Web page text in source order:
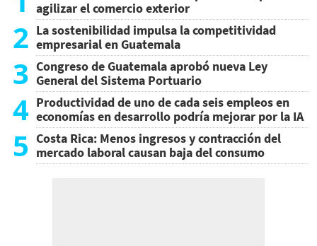
agilizar el comercio exterior
2 La sostenibilidad impulsa la competitividad
empresarial en Guatemala
3 Congreso de Guatemala aprobó nueva Ley
General del Sistema Portuario
4 Productividad de uno de cada seis empleos en
economías en desarrollo podría mejorar por la IA
5 Costa Rica: Menos ingresos y contracción del
mercado laboral causan baja del consumo